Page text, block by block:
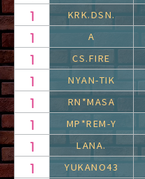
KRK.DSN.
A
CS.FIRE
NYAN-TIK
RN*MASA
MP*REM-Y
LANA.
YUKANO43